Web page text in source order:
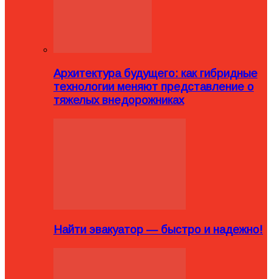
Архитектура будущего: как гибридные
технологии меняют представление о
тяжелых внедорожниках
Найти эвакуатор — быстро и надежно!